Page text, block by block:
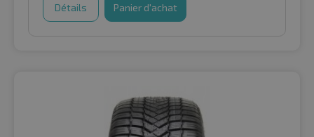
Détails Panier d'achat